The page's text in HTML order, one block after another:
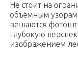
Не стоит на
объёмным узорам
вешаются
глубокую
изображением